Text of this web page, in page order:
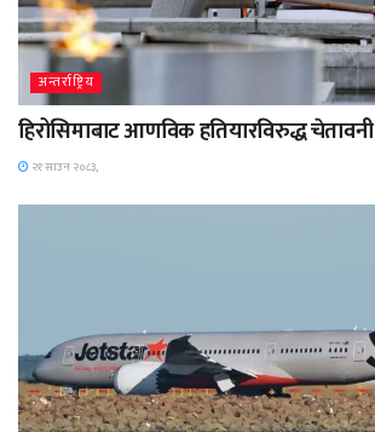
अन्तर्राष्ट्रिय
हिरोसिमाबाट आणविक हतियारविरुद्ध चेतावनी
२१ साउन २०८३,